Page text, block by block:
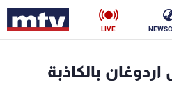
LIVE
بالكاذبة